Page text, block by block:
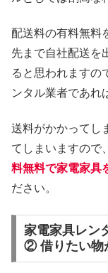
配送料の有料無料
先まで自社配送を
ると思われますの
ンタル業者であれ
送料がかかってし
てしまいますので
料無料で家電家具
ださい。
家電家具レン
② 借りたい物